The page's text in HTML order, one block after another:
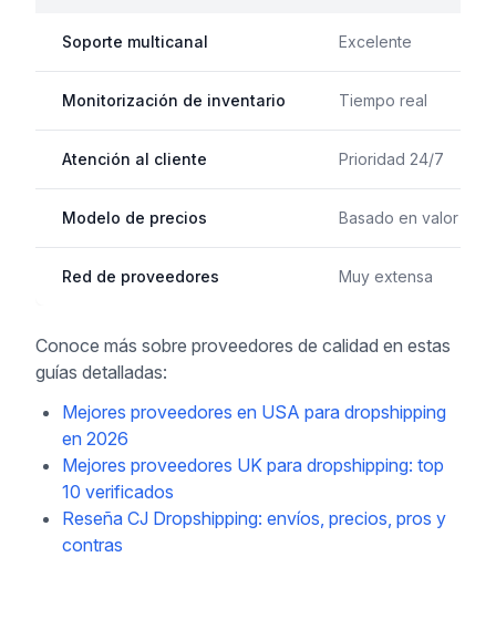
Soporte multicanal Excelente
Monitorización de inventario Tiempo real
Atención al cliente Prioridad 24/7
Modelo de precios Basado en valor
Red de proveedores Muy extensa
Conoce más sobre proveedores de calidad en estas
guías detalladas:
Mejores proveedores en USA para dropshipping
en 2026
Mejores proveedores UK para dropshipping: top
10 verificados
Reseña CJ Dropshipping: envíos, precios, pros y
contras